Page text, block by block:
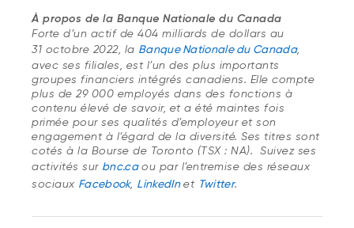
À propos de la Banque Nationale du Canada
Forte d’un actif de 404 milliards de dollars au
31 octobre 2022, la Banque Nationale du Canada,
avec ses filiales, est l’un des plus importants
groupes financiers intégrés canadiens. Elle compte
plus de 29 000 employés dans des fonctions à
contenu élevé de savoir, et a été maintes fois
primée pour ses qualités d’employeur et son
engagement à l’égard de la diversité. Ses titres sont
cotés à la Bourse de Toronto (TSX : NA). Suivez ses
activités sur bnc.caou par l’entremise des réseaux
sociaux Facebook, LinkedInet Twitter.